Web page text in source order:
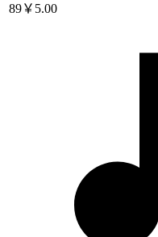
89￥5.00